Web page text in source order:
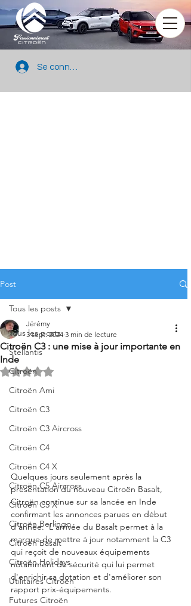
Se connecter
Post
Tous les posts
Stellantis
Citroën
Citroën Ami
Citroën C3
Citroën C3 Aircross
Citroën C4
Citroën C4 X
Citroën C5 Aircross
Citroën C5 X
Citroën Berlingo
Citroën Basalt
Citroën Holidays
Utilitaires Citroën
Futures Citroën
Tous les posts
Citroën C3 : une mise à jour importante en
Inde
Jérémy
3 sept. 2024 3 min de lecture
Noté NaN étoiles sur 5.
Quelques jours seulement après la
présentation du nouveau Citroën Basalt,
Citroën continue sur sa lancée en Inde
confirmant les annonces parues en début
d'année.  L'arrivée du Basalt permet à la
marque de mettre à jour notamment la C3
qui reçoit de nouveaux équipements
notamment de sécurité qui lui permet
d'enrichir sa dotation et d'améliorer son
rapport prix-équipements.